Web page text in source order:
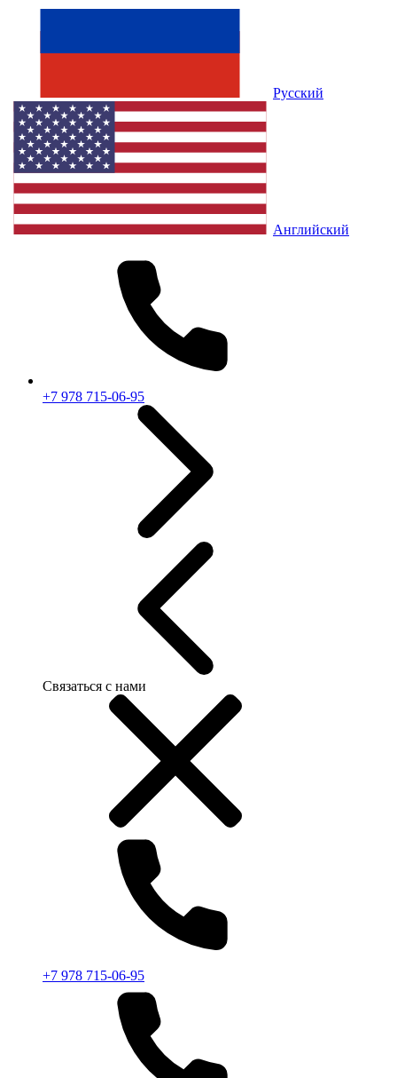
Русский
Английский
+7 978 715-06-95
Связаться с нами
+7 978 715-06-95